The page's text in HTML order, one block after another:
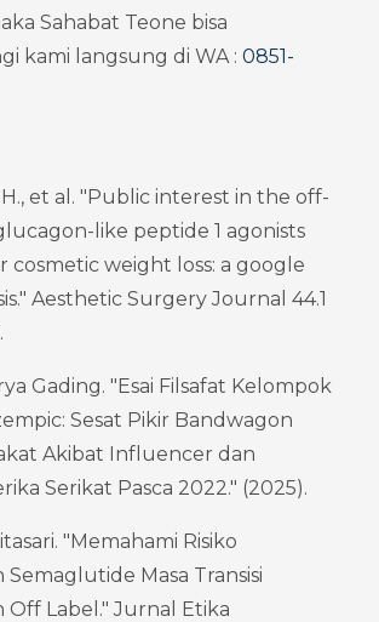
Sahabat Teone bisa
kami langsung di WA : 0851-
H., et al. "Public interest in the off-
like peptide 1 agonists
cosmetic weight loss: a google
Aesthetic Surgery Journal 44.1
Gading. "Esai Filsafat Kelompok
Sesat Pikir Bandwagon
Akibat Influencer dan
Serikat Pasca 2022." (2025).
"Memahami Risiko
Masa Transisi
Label." Jurnal Etika